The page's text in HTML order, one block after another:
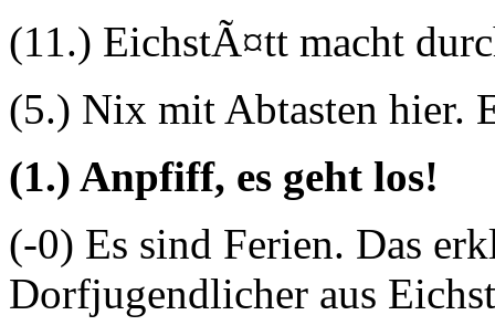
(11.) EichstÃ¤tt macht
(5.) Nix mit Abtasten hier.
(1.) Anpfiff, es geht los!
(-0) Es sind Ferien. Das
Dorfjugendlicher aus